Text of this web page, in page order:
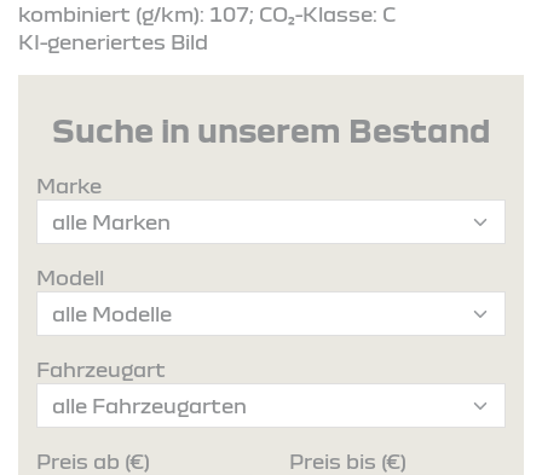
kombiniert (g/km): 107; CO₂-Klasse: C
KI-generiertes Bild
Suche in unserem Bestand
Marke
Modell
Fahrzeugart
Preis ab (€) Preis bis (€)